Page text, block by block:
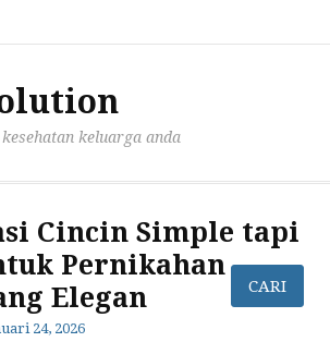
Kami
Policy
keluarga anda
Cincin Simple tapi
Pernikahan
Elegan
24, 2026